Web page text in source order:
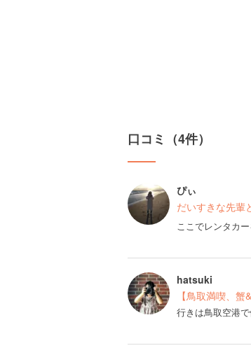
口コミ（4件）
ぴぃ
だいすきな先輩
ここでレンタカ
hatsuki
【鳥取満喫、
行きは鳥取空港